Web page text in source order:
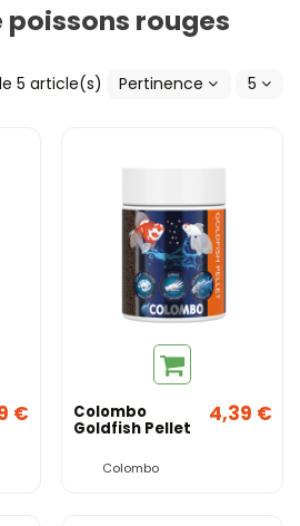
rouges
5 article(s) Pertinence 5
€ Colombo
Goldfish Pellet
Colombo
4,39 €